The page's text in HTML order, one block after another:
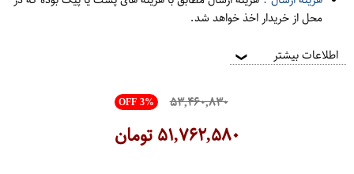
محل از خریدار اخذ خواهد شد.
اطلاعات بیشتر ❯
OFF 3% ۵۳,۴۶۰,۸۳۰
۵۱,۷۶۲,۵۸۰تومان